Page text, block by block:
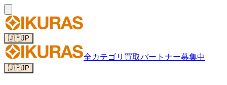
🇯🇵JP
全カテゴリ 買取パートナー募集中
🇯🇵JP